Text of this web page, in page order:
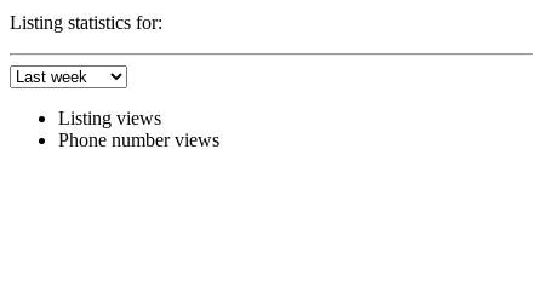
Listing statistics for:
Listing views
Phone number views